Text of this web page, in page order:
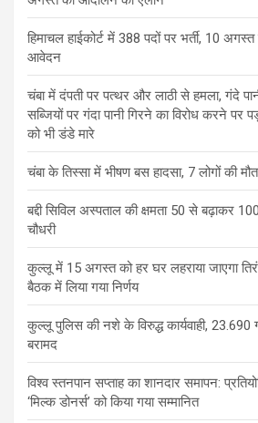
हिमाचल हाईकोर्ट में 388 पदों पर भर्ती, 10
आवेदन
चंबा में दंपती पर पत्थर और लाठी से हमला, गंदे
सब्जियों पर गंदा पानी गिरने का विरोध करने पर
को भी डंडे मारे
चंबा के तिस्सा में भीषण बस हादसा, 7 लोगों की
बद्दी सिविल अस्पताल की क्षमता 50 से बढ़ाकर
चौधरी
कुल्लू में 15 अगस्त को हर घर लहराया जाएगा
बैठक में लिया गया निर्णय
कुल्लू पुलिस की नशे के विरुद्ध कार्यवाही, 23.690
बरामद
विश्व स्तनपान सप्ताह का शानदार समापन:
‘मिल्क डोनर्स’ को किया गया सम्मानित